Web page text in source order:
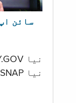
سائن
نیا NY.GOV اکاؤنٹ بنائیں
نیا SNAP گیسٹ اکاؤنٹ بنائیں